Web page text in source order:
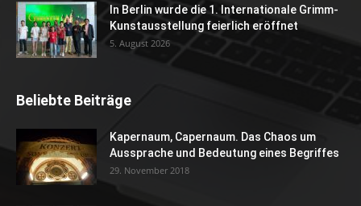
In Berlin wurde die 1. Internationale Grimm-
Kunstausstellung feierlich eröffnet
5. August 2026
Beliebte Beiträge
Kapernaum, Capernaum. Das Chaos um
Aussprache und Bedeutung eines Begriffes
29. November 2018